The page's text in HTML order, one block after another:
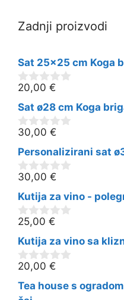
Zadnji proizvodi
Sat 25x25 cm Koga
0
d
5
20,00 €
Sat ø28 cm Koga
0
d
5
30,00 €
Personalizirani sat
0
d
5
30,00 €
Kutija za vino -
0
d
5
25,00 €
Kutija za vino sa
0
d
20,00 €
Tea house s